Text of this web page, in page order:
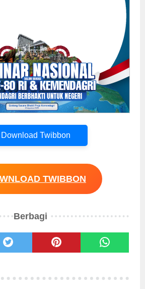
Download Twibbon
TWIBBON
Berbagi